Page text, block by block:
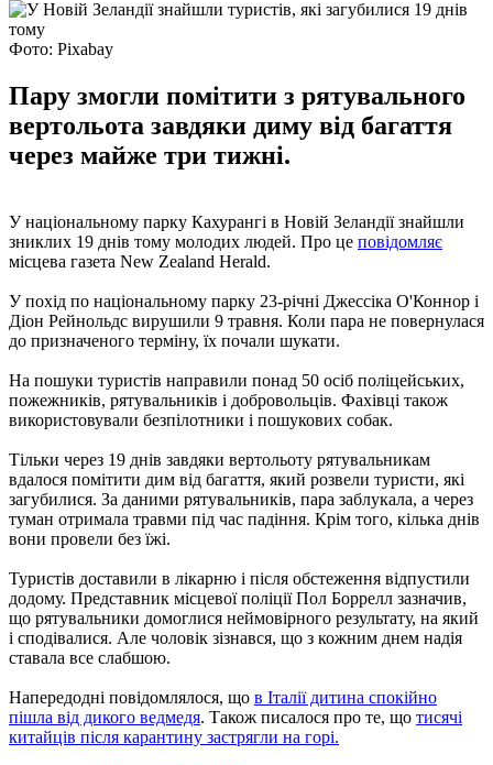
Фото: Pixabay
Пару змогли помітити з рятувального
вертольота завдяки диму від багаття
через майже три тижні.
У національному парку Кахурангі в Новій Зеландії знайшли
зниклих 19 днів тому молодих людей. Про це повідомляє
місцева газета New Zealand Herald.
У похід по національному парку 23-річні Джессіка О'Коннор і
Діон Рейнольдс вирушили 9 травня. Коли пара не повернулася
до призначеного терміну, їх почали шукати.
На пошуки туристів направили понад 50 осіб поліцейських,
пожежників, рятувальників і добровольців. Фахівці також
використовували безпілотники і пошукових собак.
Тільки через 19 днів завдяки вертольоту рятувальникам
вдалося помітити дим від багаття, який розвели туристи, які
загубилися. За даними рятувальників, пара заблукала, а через
туман отримала травми під час падіння. Крім того, кілька днів
вони провели без їжі.
Туристів доставили в лікарню і після обстеження відпустили
додому. Представник місцевої поліції Пол Боррелл зазначив,
що рятувальники домоглися неймовірного результату, на який
і сподівалися. Але чоловік зізнався, що з кожним днем ​​надія
ставала все слабшою.
Напередодні повідомлялося, що в Італії дитина спокійно
пішла від дикого ведмедя. Також писалося про те, що тисячі
китайців після карантину застрягли на горі.